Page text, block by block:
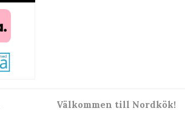
Välkommen till Nordkök!